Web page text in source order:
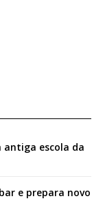
escola da
e prepara novo